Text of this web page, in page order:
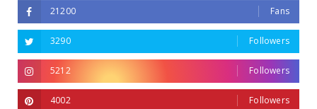
21200 Fans
3290 Followers
5212 Followers
4002 Followers